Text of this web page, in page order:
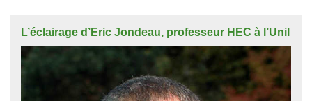
L’éclairage d’Eric Jondeau, professeur HEC à l’Unil